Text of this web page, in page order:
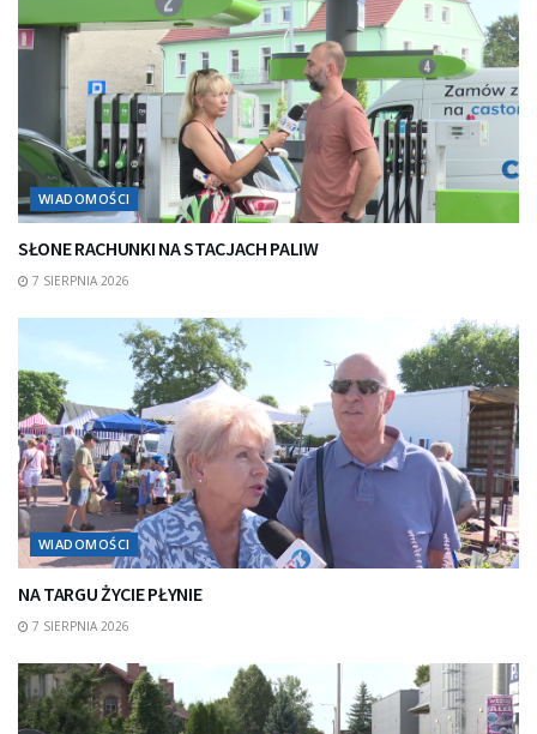
WIADOMOŚCI
SŁONE RACHUNKI NA STACJACH PALIW
7 SIERPNIA 2026
WIADOMOŚCI
NA TARGU ŻYCIE PŁYNIE
7 SIERPNIA 2026